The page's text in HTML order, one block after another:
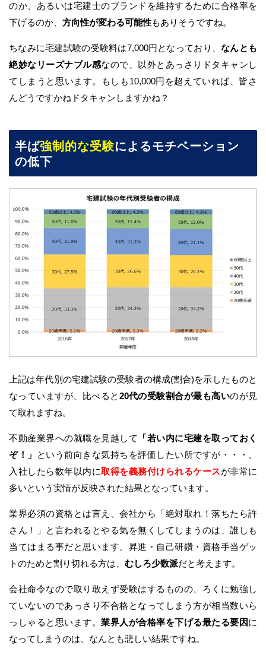
のか、あるいは宅建士のブランドを維持するために合格率を
下げるのか、 方向性が変わる可能性もありそうですね。
ちなみに宅建試験の受験料は7,000円となっており、なんとも
絶妙なリーズナブル感なので、以外とあっさりドタキャンし
てしまうと思います。もしも10,000円を超えていれば、皆さ
んどうですかねドタキャンしますかね？
半ば強制的な受験によるモチベーション
の低下
上記は年代別の宅建試験の受験者の構成(割合)を示したものと
なっていますが、比べると 20代の受験割合が最も高いのが見
て取れますね。
不動産業界への就職を見越して
「若い内に宅建を取っておく
ぞ！」
という前向きな気持ちを評価したい所ですが・・・、
入社したら数年以内に取得を義務付けられるケースが非常に
多いという実情が反映された結果となっています。
業界必須の資格とは言え、会社から「絶対取れ！落ちたら許
さん！」と言われるとやる気を無くしてしまうのは、誰しも
当てはまる事だと思います。昇進・自己研鑽・資格手当ゲッ
トのためと割り切れる方は、 むしろ少数派だと考えます。
会社命令なので取り敢えず受験はするものの、ろくに勉強し
ていないのであっさり不合格となってしまう方が相当数いら
っしゃると思います。 業界人が合格率を下げる最たる要因に
なってしまうのは、なんとも悲しい結果ですね。